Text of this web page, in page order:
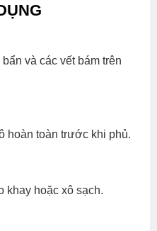
và các vết bám trên
hoàn toàn trước khi phủ.
khay hoặc xô sạch.